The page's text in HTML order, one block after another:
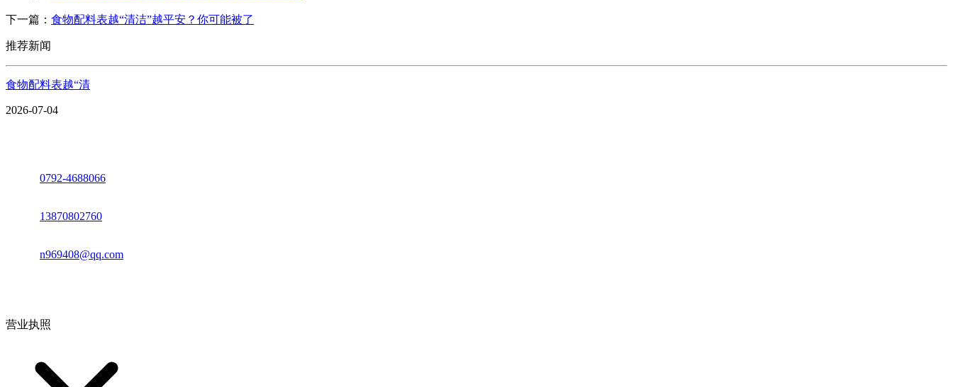
下一篇： 食物配料表越“清洁”越平安？你可能被了
推荐新闻
食物配料表越“清
2026-07-04
0792-4688066
13870802760
n969408@qq.com
营业执照